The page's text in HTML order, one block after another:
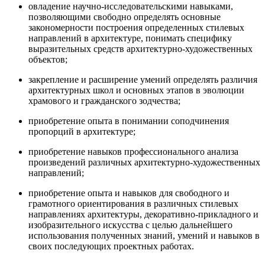
овладение научно-исследовательскими навыками,
позволяющими свободно определять основные
закономерности построения определенных стилевых
направлений в архитектуре, понимать специфику
выразительных средств архитектурно-художественных
объектов;
закрепление и расширение умений определять различия
архитектурных школ и основных этапов в эволюции
храмового и гражданского зодчества;
приобретение опыта в понимании соподчинения
пропорций в архитектуре;
приобретение навыков профессионального анализа
произведений различных архитектурно-художественных
направлений;
приобретение опыта и навыков для свободного и
грамотного ориентирования в различных стилевых
направлениях архитектуры, декоративно-прикладного и
изобразительного искусства с целью дальнейшего
использования полученных знаний, умений и навыков в
своих последующих проектных работах.